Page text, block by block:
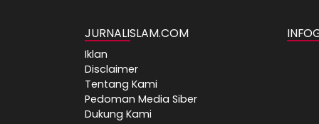
JURNALISLAM.COM
Iklan
Disclaimer
Tentang Kami
Pedoman Media Siber
Dukung Kami